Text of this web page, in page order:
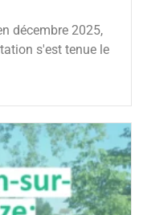
décembre 2025,
s'est tenue le